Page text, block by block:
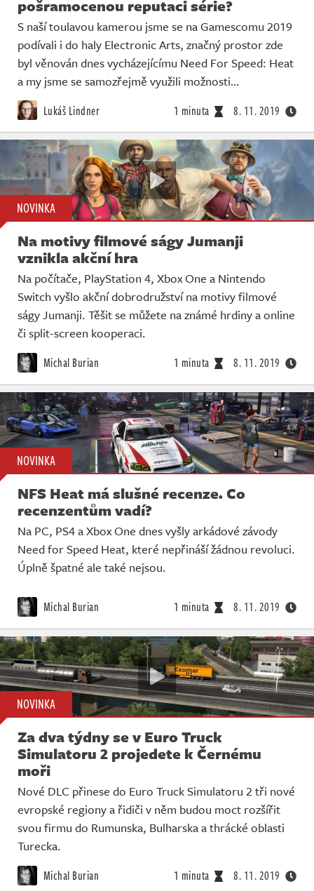
pošramocenou reputaci série?
S naší toulavou kamerou jsme se na Gamescomu 2019
podívali i do haly Electronic Arts, značný prostor zde
byl věnován dnes vycházejícímu Need For Speed: Heat
a my jsme se samozřejmě využili možnosti…
Lukáš Lindner 1 minuta 8. 11. 2019
NOVINKA
Na motivy filmové ságy Jumanji
vznikla akční hra
Na počítače, PlayStation 4, Xbox One a Nintendo
Switch vyšlo akční dobrodružství na motivy filmové
ságy Jumanji. Těšit se můžete na známé hrdiny a online
či split-screen kooperaci.
Michal Burian 1 minuta 8. 11. 2019
NOVINKA
NFS Heat má slušné recenze. Co
recenzentům vadí?
Na PC, PS4 a Xbox One dnes vyšly arkádové závody
Need for Speed Heat, které nepřináší žádnou revoluci.
Úplně špatné ale také nejsou.
Michal Burian 1 minuta 8. 11. 2019
NOVINKA
Za dva týdny se v Euro Truck
Simulatoru 2 projedete k Černému
moři
Nové DLC přinese do Euro Truck Simulatoru 2 tři nové
evropské regiony a řidiči v něm budou moct rozšířit
svou firmu do Rumunska, Bulharska a thrácké oblasti
Turecka.
Michal Burian 1 minuta 8. 11. 2019